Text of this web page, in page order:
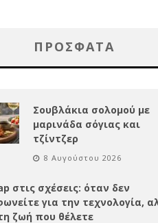
ΠΡΌΣΦΑΤΑ
Σουβλάκια σολομού με
μαρινάδα σόγιας και
τζίντζερ
8 Αυγούστου 2026
στις σχέσεις: όταν δεν
για την τεχνολογία,
ζωή που θέλετε